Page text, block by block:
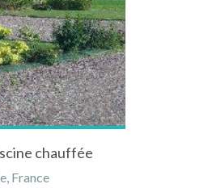
chauffée
France